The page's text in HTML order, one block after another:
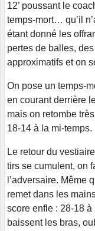
12’ poussant le
temps-mort… qu’il
étant donné les
pertes de balles,
approximatifs et on
On pose un temps-
en courant derrière
mais on retombe
18-14 à la mi-temps.
Le retour du
tirs se cumulent, on
l’adversaire. Même
remet dans les
score enfle : 28-18
baissent les bras,